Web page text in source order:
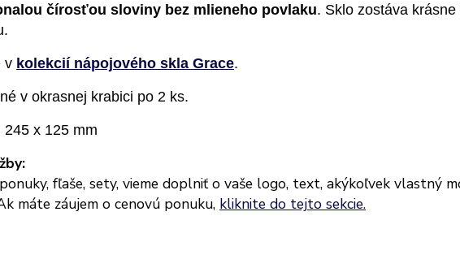
čírosťou sloviny bez mlieneho povlaku. Sklo zostáva
v kolekcií nápojového skla Grace.
v okrasnej krabici po 2 ks.
245 x 125 mm
fľaše, sety, vieme doplniť o vaše logo, text, akýkoľvek vlastný
máte záujem o cenovú ponuku, kliknite do tejto sekcie.